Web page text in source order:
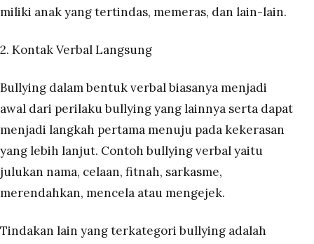
miliki anak yang tertindas, memeras, dan lain-lain.
2. Kontak Verbal Langsung
Bullying dalam bentuk verbal biasanya menjadi
awal dari perilaku bullying yang lainnya serta dapat
menjadi langkah pertama menuju pada kekerasan
yang lebih lanjut. Contoh bullying verbal yaitu
julukan nama, celaan, fitnah, sarkasme,
merendahkan, mencela atau mengejek.
Tindakan lain yang terkategori bullying adalah